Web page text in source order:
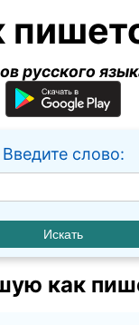
русского
Введите слово:
как